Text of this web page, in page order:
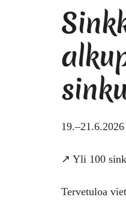
19.–21.6.2026
↗️ Yli 100
Tervetuloa